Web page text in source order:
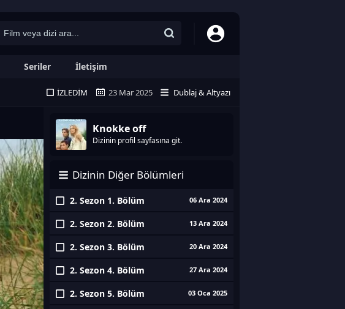
Seriler İletişim
İZLEDIM 23 Mar 2025 Dublaj & Altyazı
Knokke off
Dizinin profil sayfasına git.
Dizinin Diğer Bölümleri
2. Sezon 1. Bölüm 06 Ara 2024
2. Sezon 2. Bölüm 13 Ara 2024
2. Sezon 3. Bölüm 20 Ara 2024
2. Sezon 4. Bölüm 27 Ara 2024
2. Sezon 5. Bölüm 03 Oca 2025